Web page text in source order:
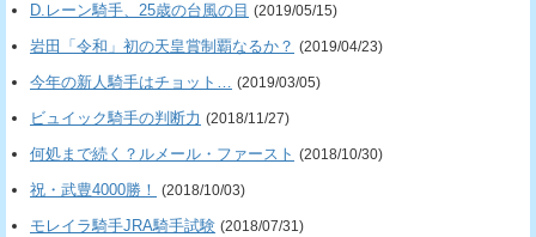
D.レーン騎手、25歳の台風の目 (2019/05/15)
岩田「令和」初の天皇賞制覇なるか？ (2019/04/23)
今年の新人騎手はチョット… (2019/03/05)
ビュイック騎手の判断力 (2018/11/27)
何処まで続く？ルメール・ファースト (2018/10/30)
祝・武豊4000勝！ (2018/10/03)
モレイラ騎手JRA騎手試験 (2018/07/31)